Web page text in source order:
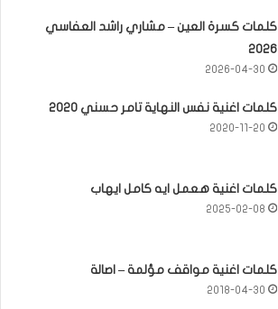
كلمات كسرة العين – مشاري راشد العفاسي
2026
2026-04-30
كلمات اغنية نفس النهاية تامر حسني 2020
2020-11-20
كلمات اغنية هعمل ايه كامل ايهاب
2025-02-08
كلمات اغنية مواقف مؤلمة – اصالة
2018-04-30